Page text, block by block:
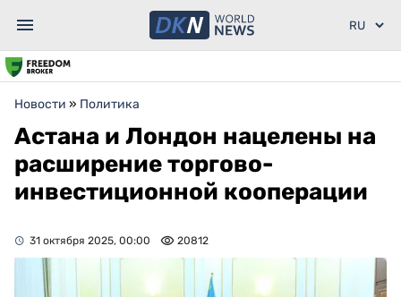
Новости » Политика
Астана и Лондон нацелены на
расширение торгово-
инвестиционной кооперации
31 октября 2025, 00:00 20812